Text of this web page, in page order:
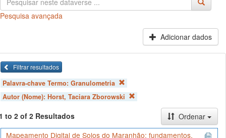
Pesquisa avançada
Adicionar dados
Filtrar resultados
Palavra-chave Termo: Granulometria
Autor (Nome): Horst, Taciara Zborowski
to 2 of 2 Resultados
Ordenar
Mapeamento Digital de Solos do Maranhão: fundamentos,